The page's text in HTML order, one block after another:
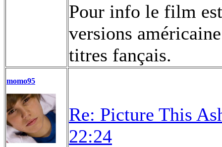
Pour info le film
versions
titres fançais.
momo95
Re: Picture This
22:24